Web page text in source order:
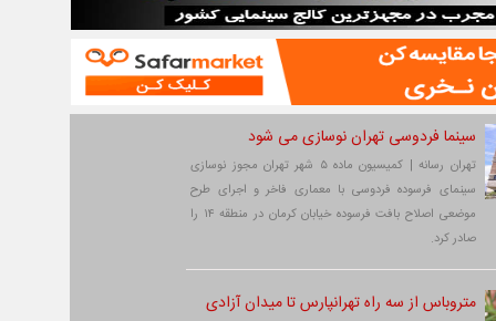
سینما فردوسی تهران نوسازی می شود
تهران رسانه | کمیسیون ماده ۵ شهر تهران مجوز نوسازی
سینمای فرسوده فردوسی با معماری فاخر و اجرای طرح
موضعی اصلاح بافت فرسوده خیابان کرمان در منطقه ۱۴ را
صادر کرد.
متروباس از سه راه تهرانپارس تا میدان آزادی